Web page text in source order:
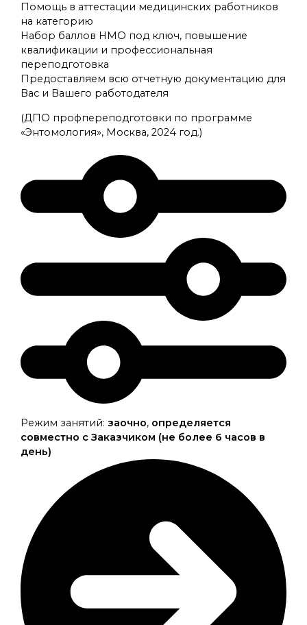
Помощь в аттестации медицинских работников
на категорию
Набор баллов НМО под ключ, повышение
квалификации и профессиональная
переподготовка
Предоставляем всю отчетную документацию для
Вас и Вашего работодателя
(ДПО профпереподготовки по программе
«Энтомология», Москва, 2024 год.)
Режим занятий:заочно, определяется
совместно с Заказчиком (не более 6 часов в
день)